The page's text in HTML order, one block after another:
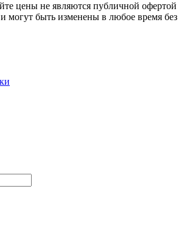
цены не являются публичной офертой
могут быть изменены в любое время без